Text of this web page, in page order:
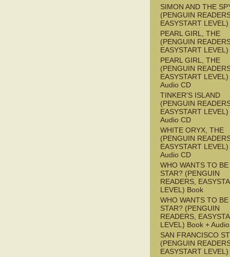
SIMON AND THE
(PENGUIN
EASYSTART
PEARL GIRL, THE
(PENGUIN
EASYSTART
PEARL GIRL, THE
(PENGUIN
EASYSTART
Audio CD
TINKER'S ISLAND
(PENGUIN
EASYSTART
Audio CD
WHITE ORYX, THE
(PENGUIN
EASYSTART
Audio CD
WHO WANTS TO BE
STAR? (PENGUIN
READERS,
LEVEL) Book
WHO WANTS TO BE
STAR? (PENGUIN
READERS,
LEVEL) Book +
SAN FRANCISCO
(PENGUIN
EASYSTART